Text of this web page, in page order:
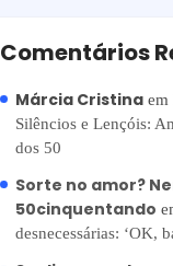
Comentários
Márcia Cristina em
Silêncios e Lençóis:
dos 50
Sorte no amor?
50cinquentando
desnecessárias: ‘OK,